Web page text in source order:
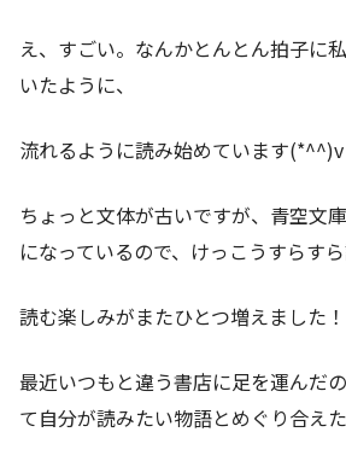
え、すごい。なんかとんとん拍子に
いたように、
流れるように読み始めています(*^^)v
ちょっと文体が古いですが、青空文
になっているので、けっこうすらすら
読む楽しみがまたひとつ増えました！
最近いつもと違う書店に足を運んだ
て自分が読みたい物語とめぐり合え